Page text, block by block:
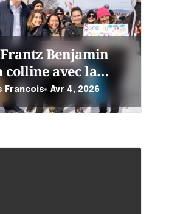
Benjamin
colline avec la
Francois Avr 4, 2026